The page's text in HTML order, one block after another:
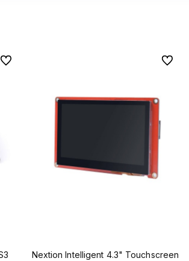
Zu Favoriten
Nextion Intelligent 4.3" Touchscreen
Zu